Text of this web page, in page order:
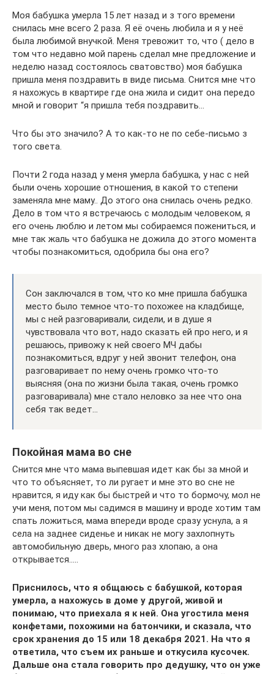
Моя бабушка умерла 15 лет назад и з того времени
снилась мне всего 2 раза. Я её очень любила и я у неё
была любимой внучкой. Меня тревожит то, что ( дело в
том что недавно мой парень сделал мне предложение и
неделю назад состоялось сватовство) моя бабушка
пришла меня поздравить в виде письма. Снится мне что
я нахожусь в квартире где она жила и сидит она передо
мной и говорит “я пришла тебя поздравить…
Что бы это значило? А то как-то не по себе-письмо з
того света.
Почти 2 года назад у меня умерла бабушка, у нас с ней
были очень хорошие отношения, в какой то степени
заменяла мне маму.. До этого она снилась очень редко.
Дело в том что я встречаюсь с молодым человеком, я
его очень люблю и летом мы собираемся пожениться, и
мне так жаль что бабушка не дожила до этого момента
чтобы познакомиться, одобрила бы она его?
Сон заключался в том, что ко мне пришла бабушка
место было темное что-то похожее на кладбище,
мы с ней разговаривали, сидели, и в душе я
чувствовала что вот, надо сказать ей про него, и я
решаюсь, привожу к ней своего МЧ дабы
познакомиться, вдруг у ней звонит телефон, она
разговаривает по нему очень громко что-то
выясняя (она по жизни была такая, очень громко
разговаривала) мне стало неловко за нее что она
себя так ведет…
Покойная мама во сне
Снится мне что мама выпевшая идет как бы за мной и
что то объясняет, то ли ругает и мне это во сне не
нравится, я иду как бы быстрей и что то бормочу, мол не
учи меня, потом мы садимся в машину и вроде хотим там
спать ложиться, мама впереди вроде сразу уснула, а я
села на заднее сиденье и никак не могу захлопнуть
автомобильную дверь, много раз хлопаю, а она
открывается…..
Приснилось, что я общаюсь с бабушкой, которая
умерла, а нахожусь в доме у другой, живой и
понимаю, что приехала я к ней. Она угостила меня
конфетами, похожими на батончики, и сказала, что
срок хранения до 15 или 18 декабря 2021. На что я
ответила, что съем их раньше и откусила кусочек.
Дальше она стала говорить про дедушку, что он уже